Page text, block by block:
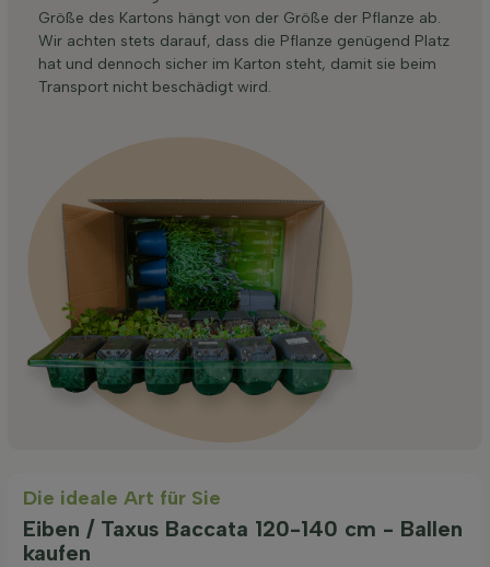
Größe des Kartons hängt von der Größe der Pflanze ab.
Wir achten stets darauf, dass die Pflanze genügend Platz
hat und dennoch sicher im Karton steht, damit sie beim
Transport nicht beschädigt wird.
Die ideale Art für Sie
Eiben / Taxus Baccata 120-140 cm - Ballen
kaufen